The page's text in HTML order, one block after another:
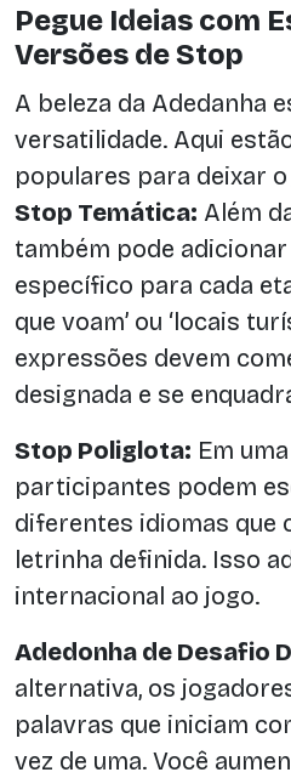
Pegue Ideias com
Versões de Stop
A beleza da Adedanha
versatilidade. Aqui
populares para deixar
Stop Temática: Além
também pode
específico para cada
que voam’ ou ‘locais
expressões devem
designada e se
Stop Poliglota: Em
participantes podem
diferentes idiomas que
letrinha definida. Isso
internacional ao jogo.
Adedonha de Desafio
alternativa, os
palavras que iniciam
vez de uma. Você